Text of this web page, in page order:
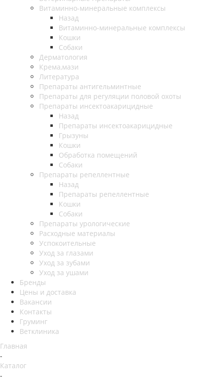
Витаминно-минеральные комплексы
Назад
Витаминно-минеральные комплексы
Кошки
Собаки
Дерматология
Крема,мази
Литература
Препараты антигельминтные
Препараты для регуляции половой охоты
Препараты инсектоакарицидные
Назад
Препараты инсектоакарицидные
Грызуны
Кошки
Обработка помещений
Собаки
Препараты репеллентные
Назад
Препараты репеллентные
Кошки
Собаки
Препараты урологические
Расходные материалы
Успокоительные
Уход за глазами
Уход за зубами
Уход за ушами
Бренды
Цены и доставка
Вакансии
Контакты
Груминг
Ветклиника
Главная
-
Каталог
-